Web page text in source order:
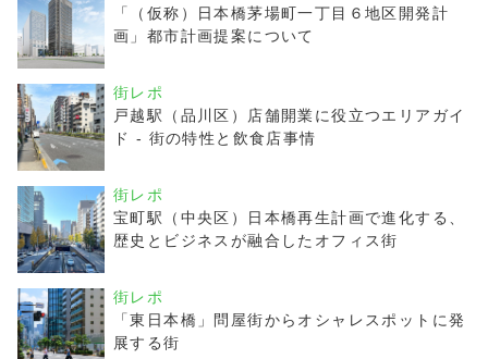
「（仮称）日本橋茅場町一丁目６地区開発計
画」都市計画提案について
街レポ
戸越駅（品川区）店舗開業に役立つエリアガイ
ド - 街の特性と飲食店事情
街レポ
宝町駅（中央区）日本橋再生計画で進化する、
歴史とビジネスが融合したオフィス街
街レポ
「東日本橋」問屋街からオシャレスポットに発
展する街